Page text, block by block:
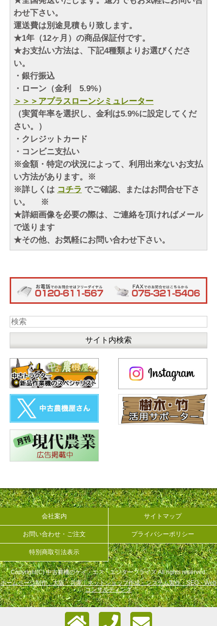
わせ下さい。
運送費は別途見積もり致します。
★1年（12ヶ月）の商品保証付です。
★お支払い方法は、下記4種類よりお選びくださ
い。
・銀行振込
・ローン（金利 5.9%）
＞＞＞アプラスローンシミュレーター
（実質年率を選択し、金利は5.9%に設定してくだ
さい。）
・クレジットカード
・コンビニ支払い
※金額・特定の状況によって、利用出来ないお支払
い方法があります。※
※詳しくは コチラ でご確認、またはお問合せ下さ
い。 ※
★詳細画像を必要の際は、ご連絡を頂ければメール
で送ります
★その他、お気軽にお問い合わせ下さい。
会社案内 サイトマップ
お問い合わせ・ご注文 プライバシーポリシー
特別商取引法表示
Copyright(C) 中古農機のケイ・エス・エンタープライズ All rights reserved.
ホームページ制作 大阪・兵庫｜ネットショップ作成・システム製作・SEO・Web
コンサルティング